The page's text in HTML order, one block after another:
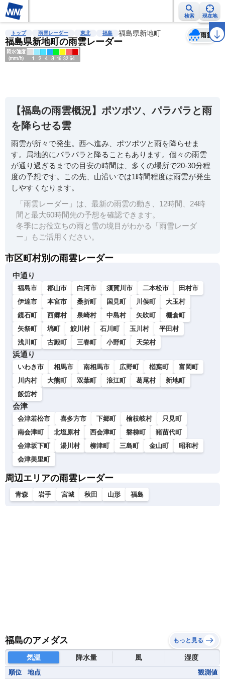
検索 現在地
雨雲レーダー 台風情報 地震情報 警報・注意報 2週間天気 ラ
トップ 雨雲レーダー 東北 福島 福島県新地町
福島県新地町の雨雲レーダー
雨雲
天気 台風
【福島の雨雲概況】ポツポツ、パラパラと雨
を降らせる雲
雨雲が所々で発生。西へ進み、ポツポツと雨を降らせま
す。局地的にパラパラと降ることもあります。個々の雨雲
が通り過ぎるまでの目安の時間は、多くの場所で20-30分程
度の予想です。この先、山沿いでは1時間程度は雨雲が発生
しやすくなります。
「雨雲レーダー」は、最新の雨雲の動き、12時間、24時
間と最大60時間先の予想を確認できます。
冬季にお役立ちの雨と雪の境目がわかる「雨雪レーダ
ー」もご活用ください。
市区町村別の雨雲レーダー
中通り
福島市 郡山市 白河市 須賀川市 二本松市
田村市
伊達市
本宮市 桑折町 国見町 川俣町
大玉村
鏡石町
西郷村 泉崎村 中島村 矢吹町
棚倉町
矢祭町
塙町 鮫川村 石川町 玉川村
平田村
浅川町
古殿町 三春町 小野町 天栄村
浜通り
いわき市 相馬市 南相馬市 広野町 楢葉町
富岡町
川内村
大熊町 双葉町 浪江町 葛尾村
新地町
飯舘村
会津
会津若松市 喜多方市 下郷町 檜枝岐村
只見町
南会津町
北塩原村 西会津町 磐梯町
猪苗代町
会津坂下町
湯川村 柳津町 三島町 金山町
昭和村
会津美里町
周辺エリアの雨雲レーダー
青森 岩手 宮城 秋田 山形 福島
福島のアメダス もっと見る
気温 降水量 風 湿度
順位 地点 観測値